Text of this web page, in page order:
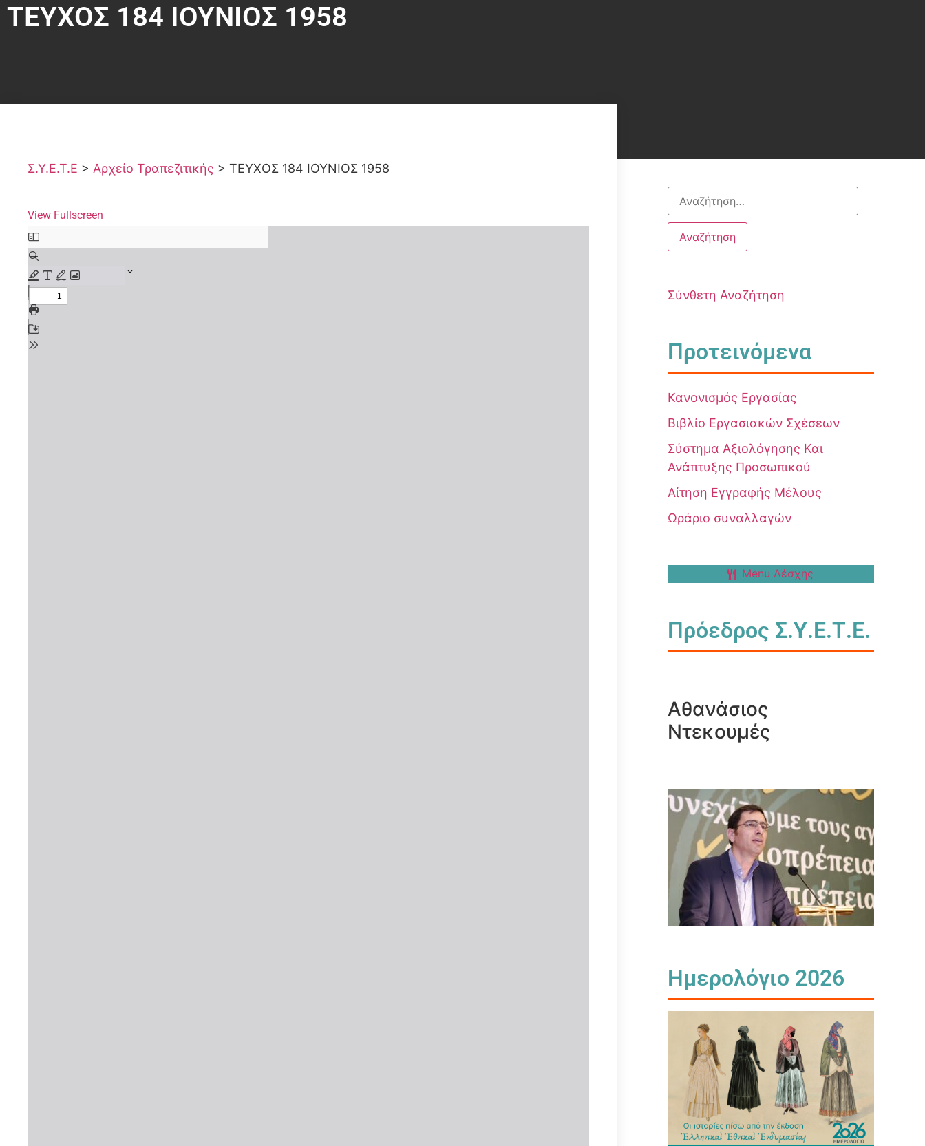
ΤΕΥΧΟΣ 184 ΙΟΥΝΙΟΣ 1958
Σ.Υ.Ε.Τ.Ε > Αρχείο Τραπεζιτικής > ΤΕΥΧΟΣ 184 ΙΟΥΝΙΟΣ 1958
View Fullscreen
Σύνθετη Αναζήτηση
Προτεινόμενα
Κανονισμός Εργασίας
Βιβλίο Εργασιακών Σχέσεων
Σύστημα Αξιολόγησης Και
Ανάπτυξης Προσωπικού
Αίτηση Εγγραφής Μέλους
Ωράριο συναλλαγών
Menu Λέσχης
Πρόεδρος Σ.Υ.Ε.Τ.Ε.
Αθανάσιος
Ντεκουμές
Ημερολόγιο 2026